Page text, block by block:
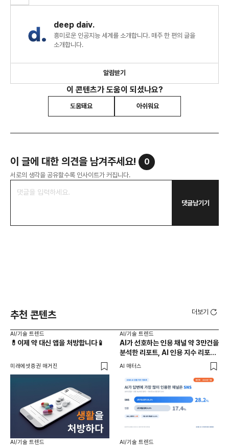
deep daiv.
흥미로운 인공지능 세계를 소개합니다. 매주 한 편의 글을
소개합니다.
알림받기
이 콘텐츠가 도움이 되셨나요?
도움돼요 아쉬워요
이 글에 대한 의견을 남겨주세요! 0
서로의 생각을 공유할수록 인사이트가 커집니다.
댓글남기기
추천 콘텐츠 더보기
AI/기술 트렌드
💊이제 약 대신 앱을 처방합니다📱
미래에셋증권 매거진
AI/기술 트렌드
AI가 선호하는 인용 채널 약 3만건을
분석한 리포트, AI 인용 지수 리포트
7월호
AI 매터스
AI/기술 트렌드 AI/기술 트렌드